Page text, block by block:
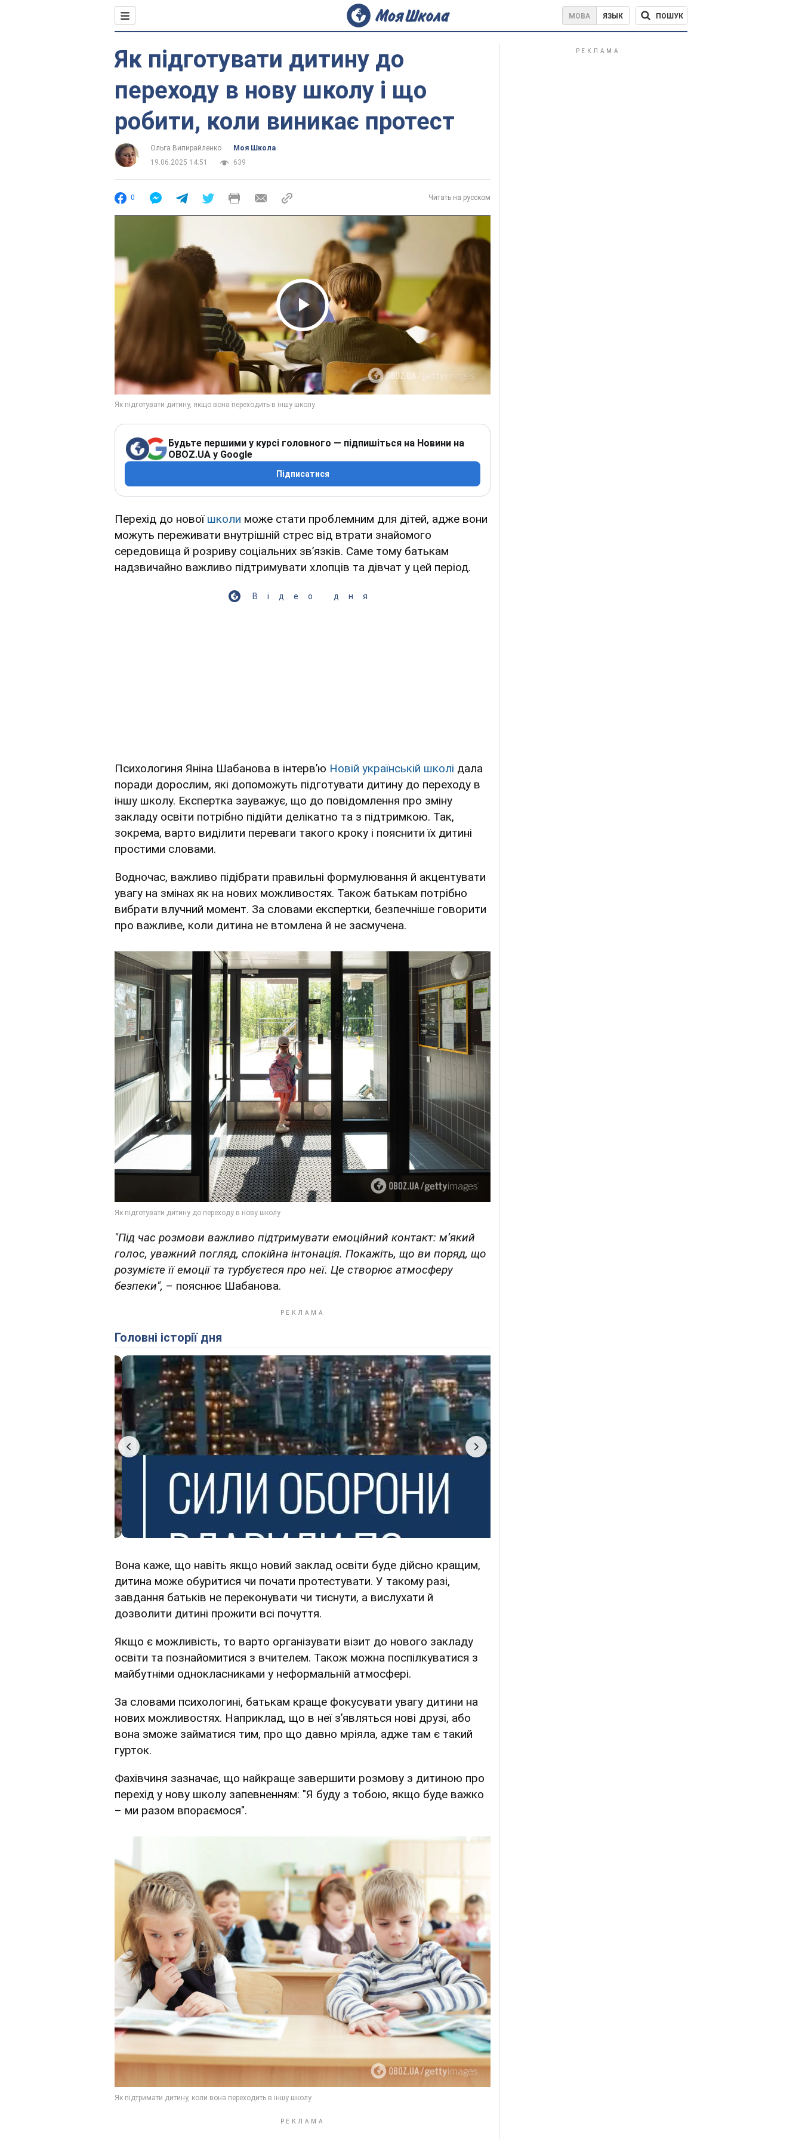
МОВА ЯЗЫК ПОШУК
Як підготувати дитину до
переходу в нову школу і що
робити, коли виникає протест
Ольга Випирайленко
Моя Школа
19.06.2025 14:51
639
0 Читать на русском
Play Video
Будьте першими у курсі головного — підпишіться на Новини на
OBOZ.UA у Google
Підписатися
Перехід до нової школи може стати проблемним для дітей, адже вони
можуть переживати внутрішній стрес від втрати знайомого
середовища й розриву соціальних звʼязків. Саме тому батькам
надзвичайно важливо підтримувати хлопців та дівчат у цей період.
Відео дня
Психологиня Яніна Шабанова в інтервʼю Новій українській школі дала
поради дорослим, які допоможуть підготувати дитину до переходу в
іншу школу. Експертка зауважує, що до повідомлення про зміну
закладу освіти потрібно підійти делікатно та з підтримкою. Так,
зокрема, варто виділити переваги такого кроку і пояснити їх дитині
простими словами.
Водночас, важливо підібрати правильні формулювання й акцентувати
увагу на змінах як на нових можливостях. Також батькам потрібно
вибрати влучний момент. За словами експертки, безпечніше говорити
про важливе, коли дитина не втомлена й не засмучена.
"Під час розмови важливо підтримувати емоційний контакт: м’який
голос, уважний погляд, спокійна інтонація. Покажіть, що ви поряд, що
розумієте її емоції та турбуєтеся про неї. Це створює атмосферу
безпеки", – пояснює Шабанова.
Головні історії дня
Вона каже, що навіть якщо новий заклад освіти буде дійсно кращим,
дитина може обуритися чи почати протестувати. У такому разі,
завдання батьків не переконувати чи тиснути, а вислухати й
дозволити дитині прожити всі почуття.
Якщо є можливість, то варто організувати візит до нового закладу
освіти та познайомитися з вчителем. Також можна поспілкуватися з
майбутніми однокласниками у неформальній атмосфері.
За словами психологині, батькам краще фокусувати увагу дитини на
нових можливостях. Наприклад, що в неї зʼявляться нові друзі, або
вона зможе займатися тим, про що давно мріяла, адже там є такий
гурток.
Фахівчиня зазначає, що найкраще завершити розмову з дитиною про
перехід у нову школу запевненням: "Я буду з тобою, якщо буде важко
– ми разом впораємося".